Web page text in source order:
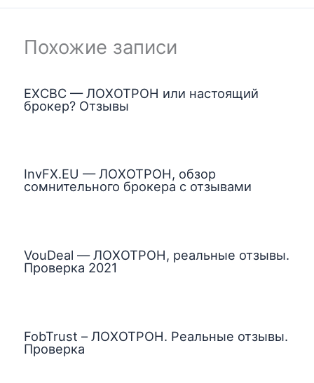
Похожие записи
EXCBC — ЛОХОТРОН или настоящий
брокер? Отзывы
InvFX.EU — ЛОХОТРОН, обзор
сомнительного брокера с отзывами
VouDeal — ЛОХОТРОН, реальные отзывы.
Проверка 2021
FobTrust – ЛОХОТРОН. Реальные отзывы.
Проверка